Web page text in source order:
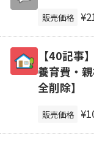
販売価格
【40記事
養育費・
全削除】
販売価格